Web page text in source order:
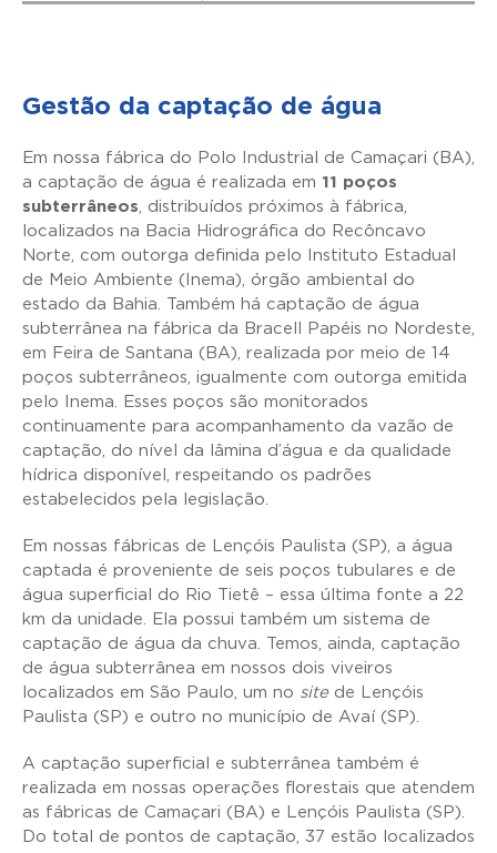
Gestão da captação de água
Em nossa fábrica do Polo Industrial de Camaçari (BA),
a captação de água é realizada em 11 poços
subterrâneos , distribuídos próximos à fábrica,
localizados na Bacia Hidrográfica do Recôncavo
Norte, com outorga definida pelo Instituto Estadual
de Meio Ambiente (Inema), órgão ambiental do
estado da Bahia. Também há captação de água
subterrânea na fábrica da Bracell Papéis no Nordeste,
em Feira de Santana (BA), realizada por meio de 14
poços subterrâneos, igualmente com outorga emitida
pelo Inema. Esses poços são monitorados
continuamente para acompanhamento da vazão de
captação, do nível da lâmina d’água e da qualidade
hídrica disponível, respeitando os padrões
estabelecidos pela legislação.
Em nossas fábricas de Lençóis Paulista (SP), a água
captada é proveniente de seis poços tubulares e de
água superficial do Rio Tietê – essa última fonte a 22
km da unidade. Ela possui também um sistema de
captação de água da chuva. Temos, ainda, captação
de água subterrânea em nossos dois viveiros
localizados em São Paulo, um no site de Lençóis
Paulista (SP) e outro no município de Avaí (SP).
A captação superficial e subterrânea também é
realizada em nossas operações florestais que atendem
as fábricas de Camaçari (BA) e Lençóis Paulista (SP).
Do total de pontos de captação, 37 estão localizados